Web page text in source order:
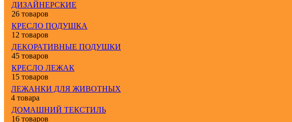
ДИЗАЙНЕРСКИЕ
26 товаров
КРЕСЛО ПОДУШКА
12 товаров
ДЕКОРАТИВНЫЕ ПОДУШКИ
45 товаров
КРЕСЛО ЛЕЖАК
15 товаров
ЛЕЖАНКИ ДЛЯ ЖИВОТНЫХ
4 товара
ДОМАШНИЙ ТЕКСТИЛЬ
16 товаров